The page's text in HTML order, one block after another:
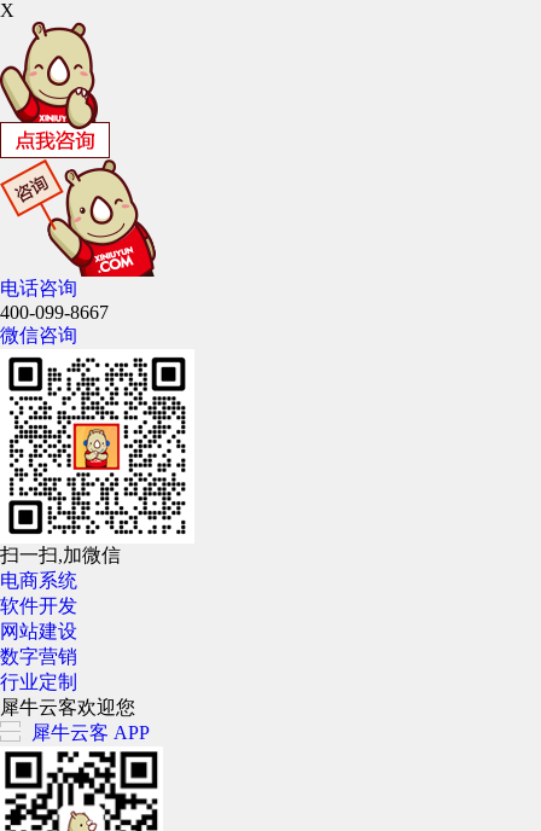
X
电话咨询
400-099-8667
微信咨询
扫一扫,加微信
电商系统
软件开发
网站建设
数字营销
行业定制
犀牛云客欢迎您
犀牛云客 APP